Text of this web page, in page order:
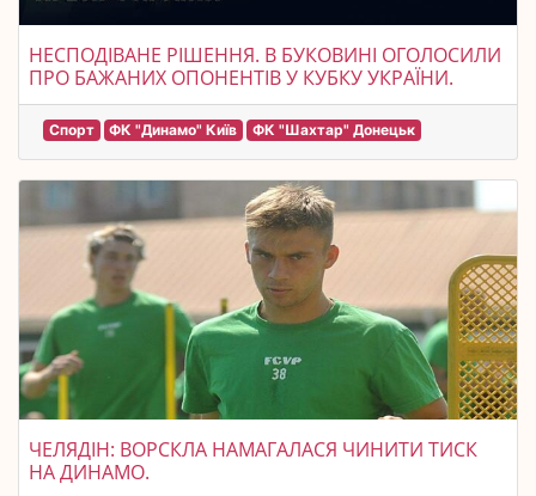
НЕСПОДІВАНЕ РІШЕННЯ. В БУКОВИНІ ОГОЛОСИЛИ
ПРО БАЖАНИХ ОПОНЕНТІВ У КУБКУ УКРАЇНИ.
Спорт ФК "Динамо" Київ ФК "Шахтар" Донецьк
ЧЕЛЯДІН: ВОРСКЛА НАМАГАЛАСЯ ЧИНИТИ ТИСК
НА ДИНАМО.